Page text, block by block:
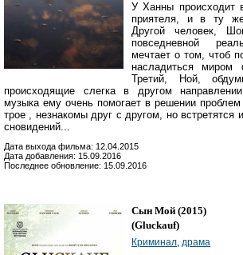
У Ханны происходит
приятеля, и в ту
Другой человек,
повседневной
мечтает о том, чтоб
насладиться миром
Третий, Ной,
происходящие слегка в другом
музыка ему очень помогает в решении
трое , незнакомы друг с другом, но встретятся
сновидений...
Дата выхода фильма: 12.04.2015
Дата добавления: 15.09.2016
Последнее обновление: 15.09.2016
Сын Мой (2015)
(Gluckauf)
Криминал, драма